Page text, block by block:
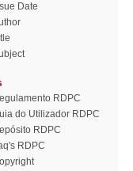
Date
RDPC
do Utilizador RDPC
RDPC
RDPC